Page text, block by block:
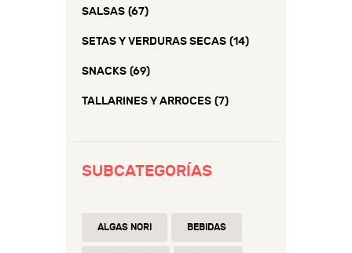
SALSAS (67)
SETAS Y VERDURAS SECAS (14)
SNACKS (69)
TALLARINES Y ARROCES (7)
SUBCATEGORÍAS
ALGAS NORI BEBIDAS